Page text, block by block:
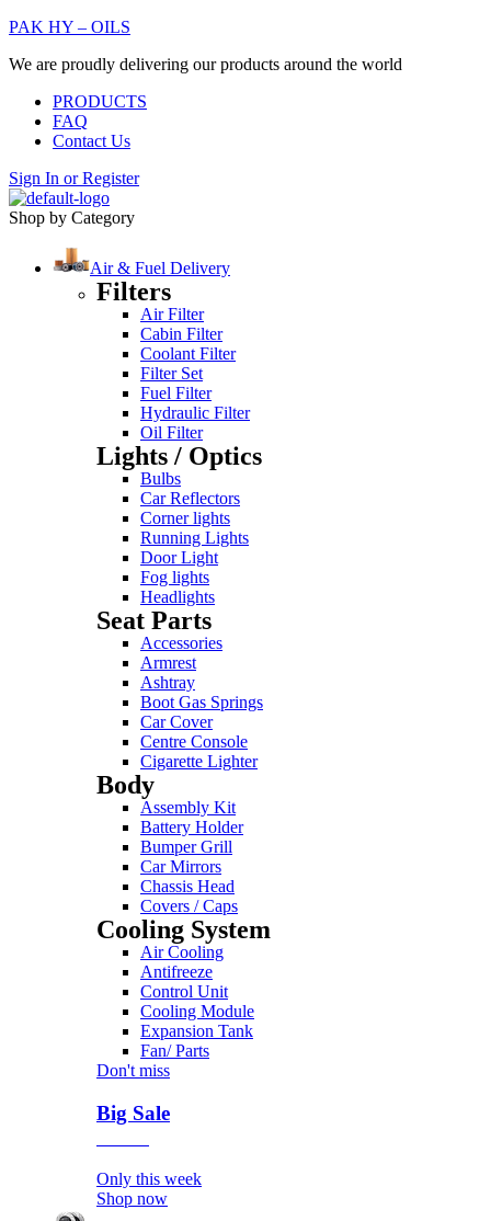
PAK HY – OILS
We are proudly delivering our products around the world
PRODUCTS
FAQ
Contact Us
Sign In orRegister
Shop by Category
Air & Fuel Delivery
Filters
Air Filter
Cabin Filter
Coolant Filter
Filter Set
Fuel Filter
Hydraulic Filter
Oil Filter
Lights / Optics
Bulbs
Car Reflectors
Corner lights
Running Lights
Door Light
Fog lights
Headlights
Seat Parts
Accessories
Armrest
Ashtray
Boot Gas Springs
Car Cover
Centre Console
Cigarette Lighter
Body
Assembly Kit
Battery Holder
Bumper Grill
Car Mirrors
Chassis Head
Covers / Caps
Cooling System
Air Cooling
Antifreeze
Control Unit
Cooling Module
Expansion Tank
Fan/ Parts
Don't miss
Big Sale
Only this week
Shop now